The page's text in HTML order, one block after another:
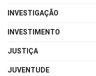
INVESTIGAÇÃO
INVESTIMENTO
JUSTIÇA
JUVENTUDE